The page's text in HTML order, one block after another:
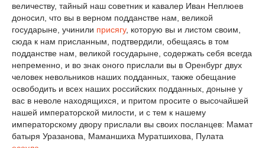
величеству, тайный наш советник и кавалер Иван Неплюев
доносил, что вы в верном подданстве нам, великой
государыне, учинили присягу, которую вы и листом своим,
сюда к нам присланным, подтвердили, обещаясь в том
подданстве нам, великой государыне, содержать себя всегда
непременно, и во знак оного прислали вы в Оренбург двух
человек невольников наших подданных, также обещание
освободить и всех наших российских подданных, доныне у
вас в неволе находящихся, и притом просите о высочайшей
нашей императорской милости, и с тем к нашему
императорскому двору прислали вы своих посланцев: Мамат
батыря Уразанова, Маманшиха Муратшихова, Пулата